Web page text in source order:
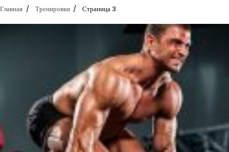
Главная Тренировки Страница 3